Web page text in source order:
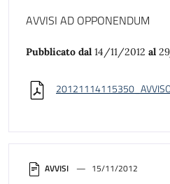
AVVISI 15/11/2012
AVVISI AD OPPONENDUM
Pubblicato dal 14/11/2012 al